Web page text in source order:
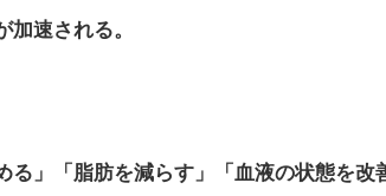
速される。
」「脂肪を減らす」「血液の状態を改